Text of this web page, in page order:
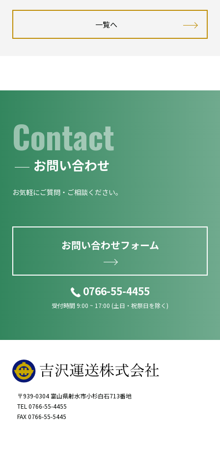
一覧へ
Contact
お問い合わせ
お気軽にご質問・ご相談ください。
お問い合わせフォーム
0766-55-4455
受付時間 9:00 ~ 17:00 (土日・祝祭日を除く)
〒939-0304 富山県射水市小杉白石713番地
TEL 0766-55-4455
FAX 0766-55-5445